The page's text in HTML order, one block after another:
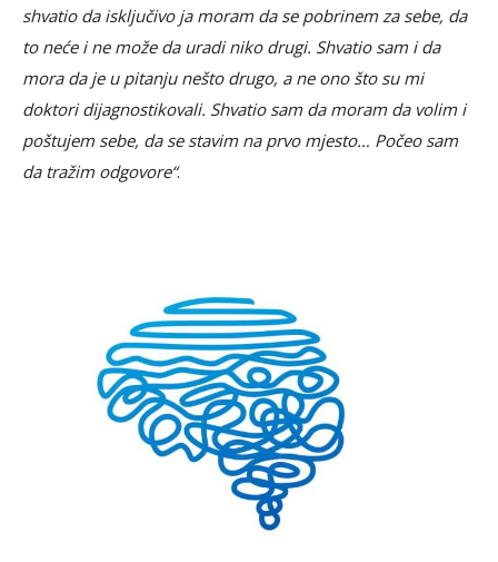
shvatio da isključivo ja moram da se pobrinem za sebe, da
to neće i ne može da uradi niko drugi. Shvatio sam i da
mora da je u pitanju nešto drugo, a ne ono što su mi
doktori dijagnostikovali. Shvatio sam da moram da volim i
poštujem sebe, da se stavim na prvo mjesto… Počeo sam
da tražim odgovore“.